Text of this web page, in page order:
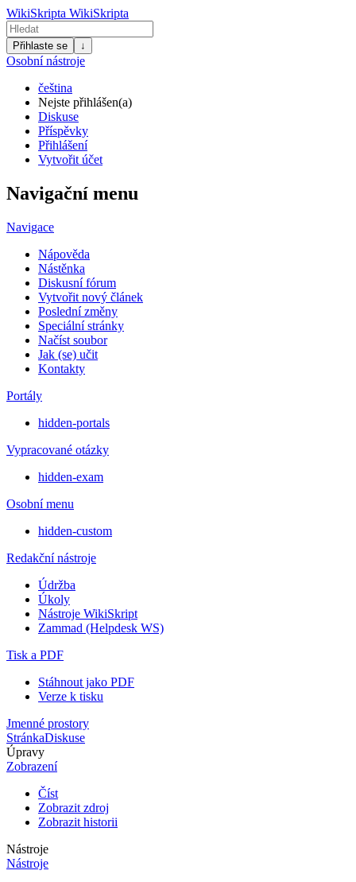
WikiSkripta WikiSkripta
Přihlaste se ↓
Osobní nástroje
čeština
Nejste přihlášen(a)
Diskuse
Příspěvky
Přihlášení
Vytvořit účet
Navigační menu
Navigace
Nápověda
Nástěnka
Diskusní fórum
Vytvořit nový článek
Poslední změny
Speciální stránky
Načíst soubor
Jak (se) učit
Kontakty
Portály
hidden-portals
Vypracované otázky
hidden-exam
Osobní menu
hidden-custom
Redakční nástroje
Údržba
Úkoly
Nástroje WikiSkript
Zammad (Helpdesk WS)
Tisk a PDF
Stáhnout jako PDF
Verze k tisku
Jmenné prostory
StránkaDiskuse
Úpravy
Zobrazení
Číst
Zobrazit zdroj
Zobrazit historii
Nástroje
Nástroje